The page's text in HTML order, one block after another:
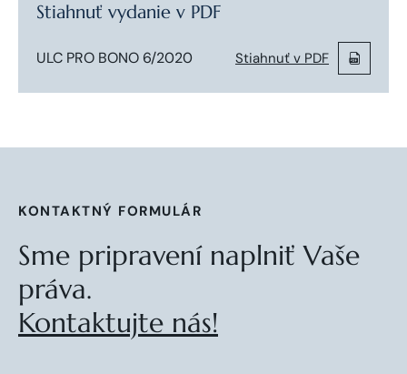
Stiahnuť vydanie v PDF
ULC PRO BONO 6/2020 Stiahnuť v PDF
KONTAKTNÝ FORMULÁR
Sme pripravení naplniť Vaše
práva.
Kontaktujte nás!